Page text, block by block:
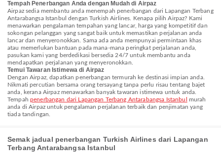
Tempah Penerbangan Anda dengan Mudah di Airpaz
Airpaz sedia membantu anda menempah penerbangan dari Lapangan Terbang
Antarabangsa Istanbul dengan Turkish Airlines. Kenapa pilih Airpaz? Kami
menawarkan pengalaman tempahan yang lancar, harga yang kompetitif dan
sokongan pelanggan yang sangat baik untuk memastikan perjalanan anda
lancar dan menyeronokkan. Sama ada anda mempunyai permintaan khas
atau memerlukan bantuan pada mana-mana peringkat perjalanan anda,
pasukan kami yang berdedikasi bersedia 24/7 untuk membantu anda
mendapatkan perjalanan yang menyeronokkan.
Temui Tawaran Istimewa di Airpaz
Dengan Airpaz, dapatkan penerbangan termurah ke destinasi impian anda.
Nikmati percutian bersama orang tersayang tanpa perlu risau tentang bajet
anda, kerana Airpaz menawarkan banyak tawaran istimewa untuk anda.
Tempah penerbangan dari Lapangan Terbang Antarabangsa Istanbul
murah
anda di Airpaz untuk pengalaman perjalanan terbaik dan penjimatan yang
tiada tandingan.
Semak jadual penerbangan Turkish Airlines dari Lapangan
Terbang Antarabangsa Istanbul